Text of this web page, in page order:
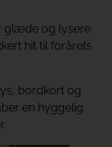
glæde og lysere
hit til forårets
bordkort og
en hyggelig